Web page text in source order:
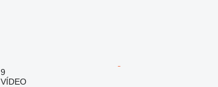
9
VÍDEO